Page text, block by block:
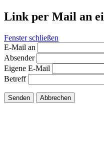
Link per Mail an
Fenster schließen
E-Mail an
Absender
Eigene E-Mail
Betreff
Senden Abbrechen